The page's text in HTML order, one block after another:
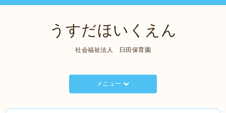
うすだほいくえん
社会福祉法人 臼田保育園
メニュー